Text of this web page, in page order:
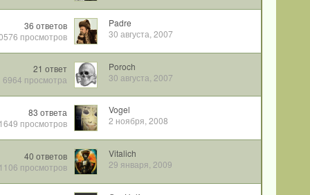
36 ответов
просмотров
Padre
30 августа, 2007
21 ответ
6964 просмотра
Poroch
30 августа, 2007
83 ответа
просмотров
Vogel
2 ноября, 2008
40 ответов
просмотров
Vitalich
29 января, 2009